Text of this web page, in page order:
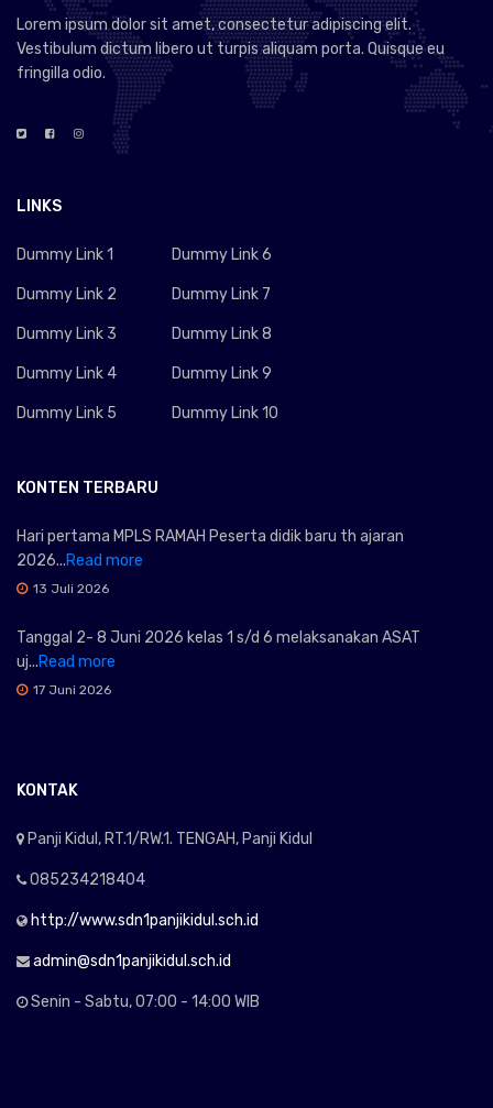
Lorem ipsum dolor sit amet, consectetur adipiscing elit.
Vestibulum dictum libero ut turpis aliquam porta. Quisque eu
fringilla odio.
LINKS
Dummy Link 1
Dummy Link 2
Dummy Link 3
Dummy Link 4
Dummy Link 5
Dummy Link 6
Dummy Link 7
Dummy Link 8
Dummy Link 9
Dummy Link 10
KONTEN TERBARU
Hari pertama MPLS RAMAH Peserta didik baru th ajaran
2026...Read more
13 Juli 2026
Tanggal 2- 8 Juni 2026 kelas 1 s/d 6 melaksanakan ASAT
uj...Read more
17 Juni 2026
KONTAK
Panji Kidul, RT.1/RW.1. TENGAH, Panji Kidul
085234218404
http://www.sdn1panjikidul.sch.id
admin@sdn1panjikidul.sch.id
Senin - Sabtu, 07:00 - 14:00 WIB